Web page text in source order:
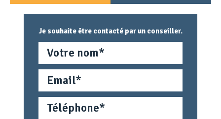
Je souhaite être contacté par un conseiller.
Téléphone